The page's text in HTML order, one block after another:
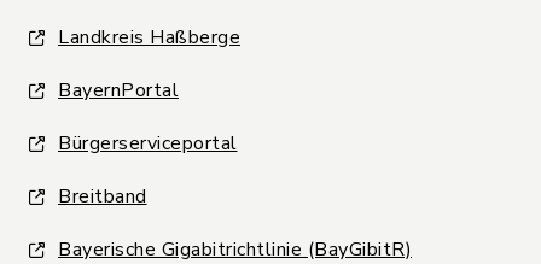
Landkreis Haßberge
BayernPortal
Bürgerserviceportal
Breitband
Bayerische Gigabitrichtlinie (BayGibitR)